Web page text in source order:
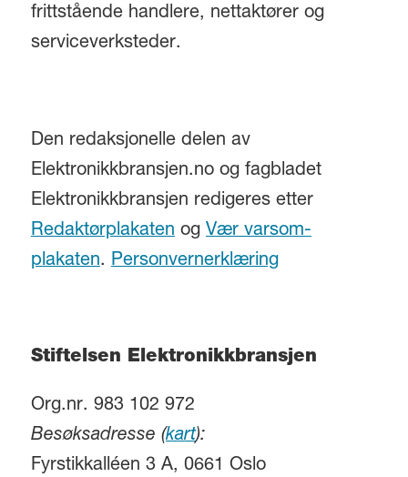
frittstående handlere, nettaktører og
serviceverksteder.
Den redaksjonelle delen av
Elektronikkbransjen.no og fagbladet
Elektronikkbransjen redigeres etter
Redaktørplakaten og Vær varsom-
plakaten. Personvernerklæring
Stiftelsen Elektronikkbransjen
Org.nr. 983 102 972
Besøksadresse (kart):
Fyrstikkalléen 3 A, 0661 Oslo